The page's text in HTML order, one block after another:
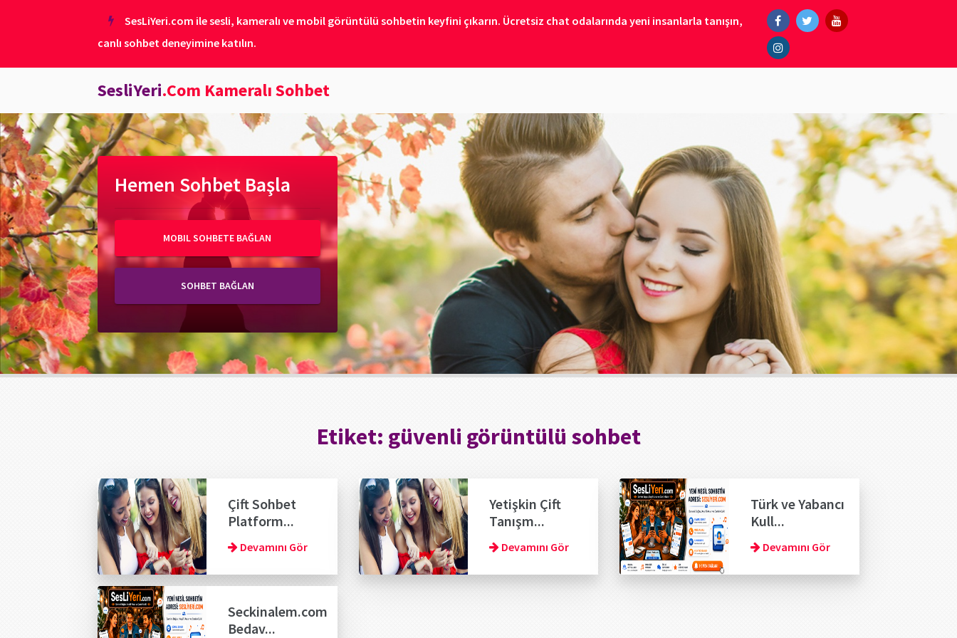
SesLiYeri.com ile sesli, kameralı ve mobil görüntülü sohbetin keyfini çıkarın. Ücretsiz chat odalarında yeni insanlarla tanışın,
canlı sohbet deneyimine katılın.
SesliYeri.Com Kameralı Sohbet
Hemen Sohbet Başla
MOBIL SOHBETE BAĞLAN
SOHBET BAĞLAN
Etiket: güvenli görüntülü sohbet
Çift Sohbet
Platform...
Devamını Gör
Yetişkin Çift
Tanışm...
Devamını Gör
Türk ve Yabancı
Kull...
Devamını Gör
Seckinalem.com
Bedav...